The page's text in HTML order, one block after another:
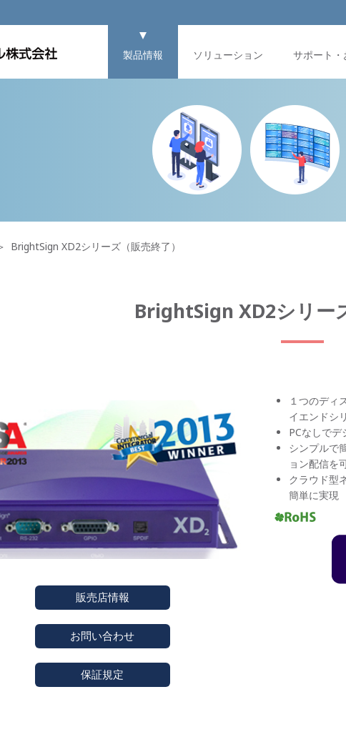
製品情報 ソリューション サポート
BrightSign XD2シリーズ（販売終了）
BrightSign XD2シリー
販売店情報
お問い合わせ
保証規定
１つのディ
イエンドシ
PCなしで
シンプルで
ョン配信を
クラウド型
簡単に実現